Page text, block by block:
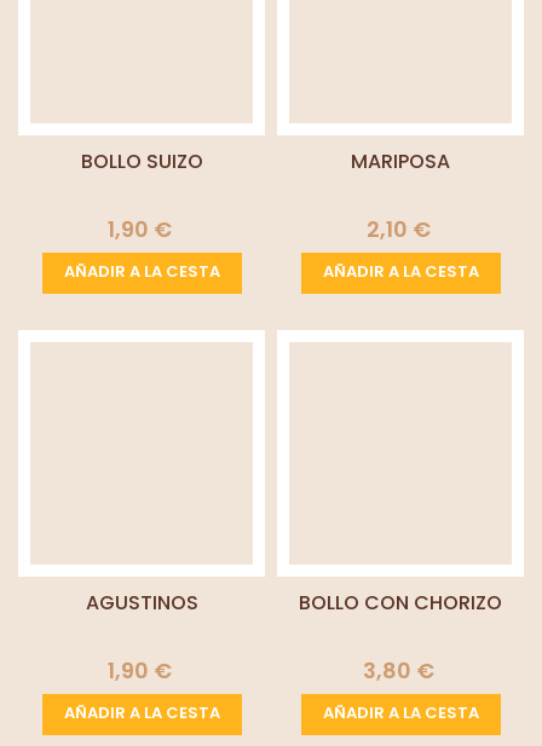
BOLLO SUIZO
1,90 €
AÑADIR A LA CESTA
MARIPOSA
2,10 €
AÑADIR A LA CESTA
AGUSTINOS
1,90 €
AÑADIR A LA CESTA
BOLLO CON CHORIZO
3,80 €
AÑADIR A LA CESTA